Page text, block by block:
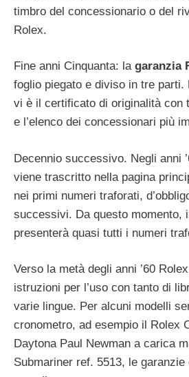
timbro del concessionario o del
Rolex.
Fine anni Cinquanta: la garanzia
foglio piegato e diviso in tre parti.
vi è il certificato di originalità con
e l’elenco dei concessionari più
Decennio successivo. Negli anni
viene trascritto nella pagina
nei primi numeri traforati,
successivi. Da questo momento,
presenterà quasi tutti i numeri
Verso la metà degli anni ’60
istruzioni per l’uso con tanto di
varie lingue. Per alcuni modelli
cronometro, ad esempio il Rolex
Daytona Paul Newman a carica
Submariner ref. 5513, le